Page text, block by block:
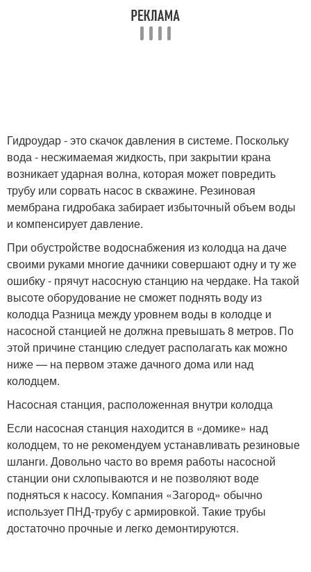
Гидроудар - это скачок давления в системе. Поскольку
вода - несжимаемая жидкость, при закрытии крана
возникает ударная волна, которая может повредить
трубу или сорвать насос в скважине. Резиновая
мембрана гидробака забирает избыточный объем воды
и компенсирует давление.
При обустройстве водоснабжения из колодца на даче
своими руками многие дачники совершают одну и ту же
ошибку - прячут насосную станцию на чердаке. На такой
высоте оборудование не сможет поднять воду из
колодца Разница между уровнем воды в колодце и
насосной станцией не должна превышать 8 метров. По
этой причине станцию следует располагать как можно
ниже — на первом этаже дачного дома или над
колодцем.
Насосная станция, расположенная внутри колодца
Если насосная станция находится в «домике» над
колодцем, то не рекомендуем устанавливать резиновые
шланги. Довольно часто во время работы насосной
станции они схлопываются и не позволяют воде
подняться к насосу. Компания «Загород» обычно
использует ПНД-трубу с армировкой. Такие трубы
достаточно прочные и легко демонтируются.